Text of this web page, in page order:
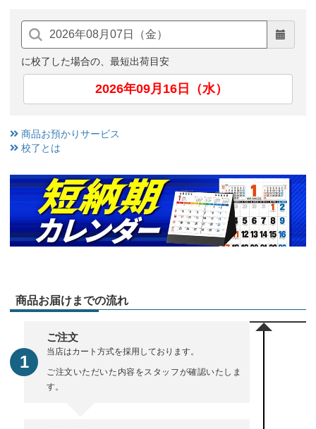
に校了した場合の、最短出荷目安
2026年09月16日（水）
商品お預かりサービス
校了とは
商品お届けまでの流れ
ご注文
当店はカート方式を採用しております。
ご注文いただいた内容をスタッフが確認いたしま
す。